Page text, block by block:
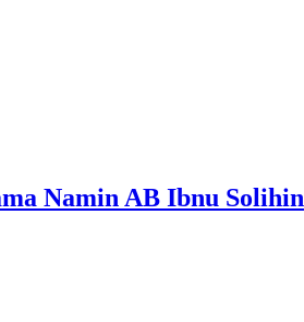
Namin AB Ibnu Solihin